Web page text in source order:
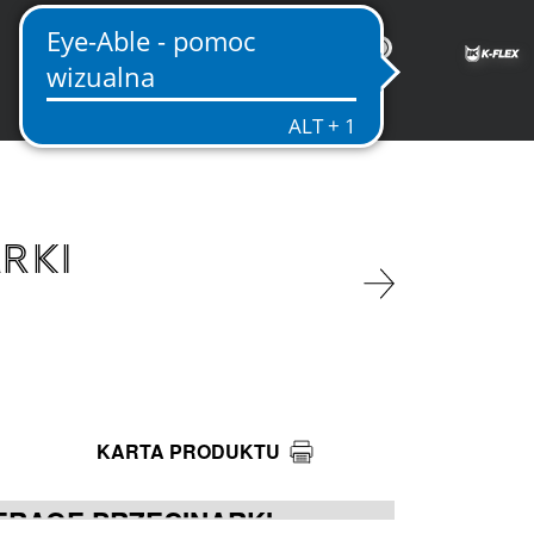
PL
KARTA PRODUKTU
PRZECINARKI